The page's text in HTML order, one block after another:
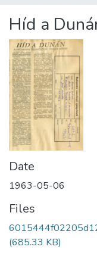
Statistics
About us
Híd a
Date
1963-05-06
Files
(685.33 KB)